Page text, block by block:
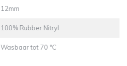
12mm
100% Rubber Nitryl
Wasbaar tot 70 °C